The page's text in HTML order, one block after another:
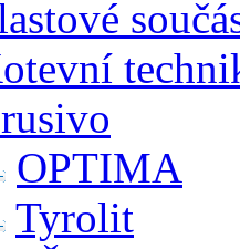
OPTIMA
Tyrolit